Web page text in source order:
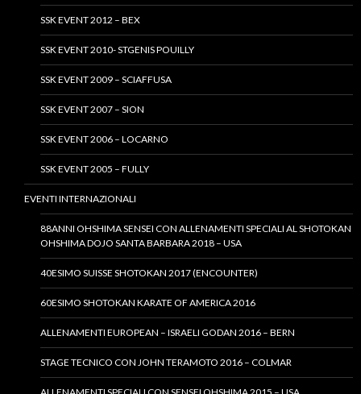
SSK EVENT 2012 – BEX
SSK EVENT 2010- STGENIS POUILLY
SSK EVENT 2009 – SCIAFFUSA
SSK EVENT 2007 – SION
SSK EVENT 2006 – LOCARNO
SSK EVENT 2005 – FULLY
EVENTI INTERNAZIONALI
88ANNI OHSHIMA SENSEI CON ALLENAMENTI SPECIALI AL SHOTOKAN
OHSHIMA DOJO SANTA BARBARA 2018 – USA
40ESIMO SUISSE SHOTOKAN 2017 (ENCOUNTER)
60ESIMO SHOTOKAN KARATE OF AMERICA 2016
ALLENAMENTI EUROPEAN – ISRAELI GODAN 2016 – BERN
STAGE TECNICO CON JOHN TERAMOTO 2016 – COLMAR